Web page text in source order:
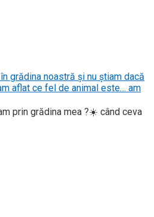
grădina noastră și nu știam dacă
aflat ce fel de animal este… am
prin grădina mea ?☀️ când ceva